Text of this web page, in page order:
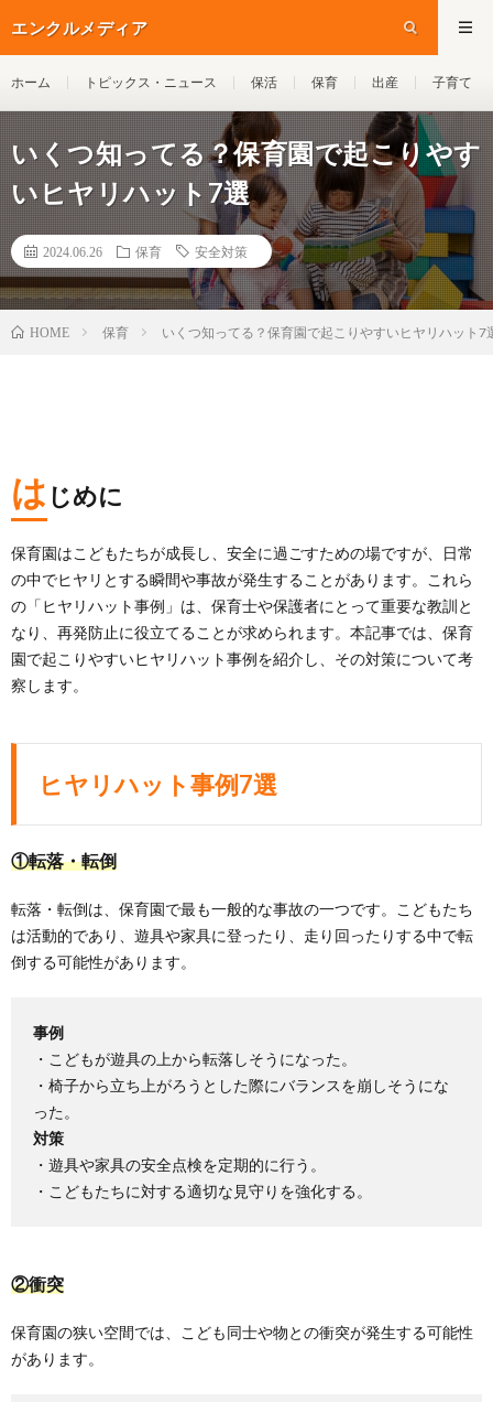
エンクルメディア
ホーム トピックス・ニュース 保活 保育 出産 子育て
いくつ知ってる？保育園で起こりやす
いヒヤリハット7選
2024.06.26 保育 安全対策
HOME 保育 いくつ知ってる？保育園で起こりやすいヒヤリハット7
は じめに
保育園はこどもたちが成長し、安全に過ごすための場ですが、日常
の中でヒヤリとする瞬間や事故が発生することがあります。これら
の「ヒヤリハット事例」は、保育士や保護者にとって重要な教訓と
なり、再発防止に役立てることが求められます。本記事では、保育
園で起こりやすいヒヤリハット事例を紹介し、その対策について考
察します。
ヒヤリハット事例7選
①転落・転倒
転落・転倒は、保育園で最も一般的な事故の一つです。こどもたち
は活動的であり、遊具や家具に登ったり、走り回ったりする中で転
倒する可能性があります。
事例
・こどもが遊具の上から転落しそうになった。
・椅子から立ち上がろうとした際にバランスを崩しそうにな
った。
対策
・遊具や家具の安全点検を定期的に行う。
・こどもたちに対する適切な見守りを強化する。
②衝突
保育園の狭い空間では、こども同士や物との衝突が発生する可能性
があります。